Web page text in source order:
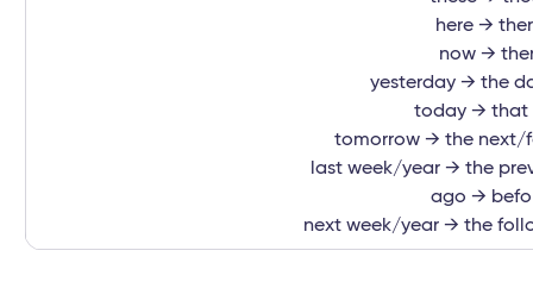
here →
now →
yesterday → the
today → that
tomorrow → the next/
last week/year → the
ago →
next week/year → the